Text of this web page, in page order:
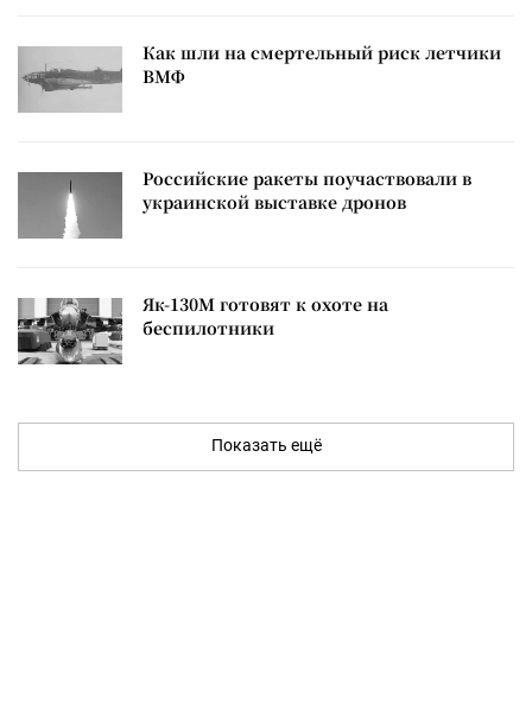
Как шли на смертельный риск летчики
ВМФ
Российские ракеты поучаствовали в
украинской выставке дронов
Як-130М готовят к охоте на
беспилотники
Показать ещё